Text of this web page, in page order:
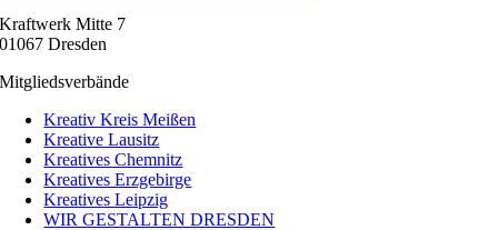
Kraftwerk Mitte 7
01067 Dresden
Mitgliedsverbände
Kreativ Kreis Meißen
Kreative Lausitz
Kreatives Chemnitz
Kreatives Erzgebirge
Kreatives Leipzig
WIR GESTALTEN DRESDEN